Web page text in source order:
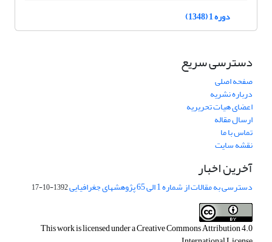
دوره 1 (1348)
دسترسی سریع
صفحه اصلی
درباره نشریه
اعضای هیات تحریریه
ارسال مقاله
تماس با ما
نقشه سایت
آخرین اخبار
دسترسی به مقالات از شماره 1 الی 65 پژوهشهای جغرافیایی 1392-10-17
This work is licensed under aCreative Commons Attribution 4.0